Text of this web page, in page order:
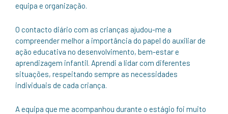
equipa e organização.
O contacto diário com as crianças ajudou-me a
compreender melhor a importância do papel do auxiliar de
ação educativa no desenvolvimento, bem-estar e
aprendizagem infantil. Aprendi a lidar com diferentes
situações, respeitando sempre as necessidades
individuais de cada criança.
A equipa que me acompanhou durante o estágio foi muito